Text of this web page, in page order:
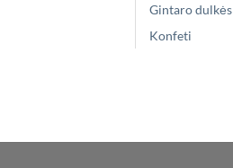
Gintaro dulkės
Konfeti